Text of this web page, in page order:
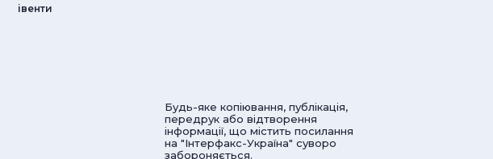
iвенти
Будь-яке копіювання, публікація,
передрук або відтворення
інформації, що містить посилання
на "Інтерфакс-Україна" суворо
забороняється.